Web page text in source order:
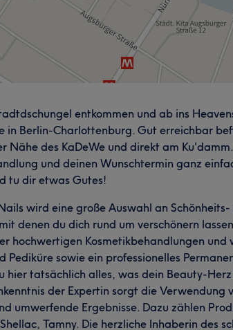
entkommen und ab ins
in Berlin-Charlottenburg. Gut erreichbar
Nähe des KaDeWe und direkt am
und deinen Wunschtermin ganz
tu dir etwas Gutes!
wird eine große Auswahl an
denen du dich rund um verschönern
hochwertigen Kosmetikbehandlungen und
Pediküre sowie ein professionelles
hier tatsächlich alles, was dein Beauty-
der Expertin sorgt die Verwendung
umwerfende Ergebnisse. Dazu zählen
Tamny. Die herzliche Inhaberin des